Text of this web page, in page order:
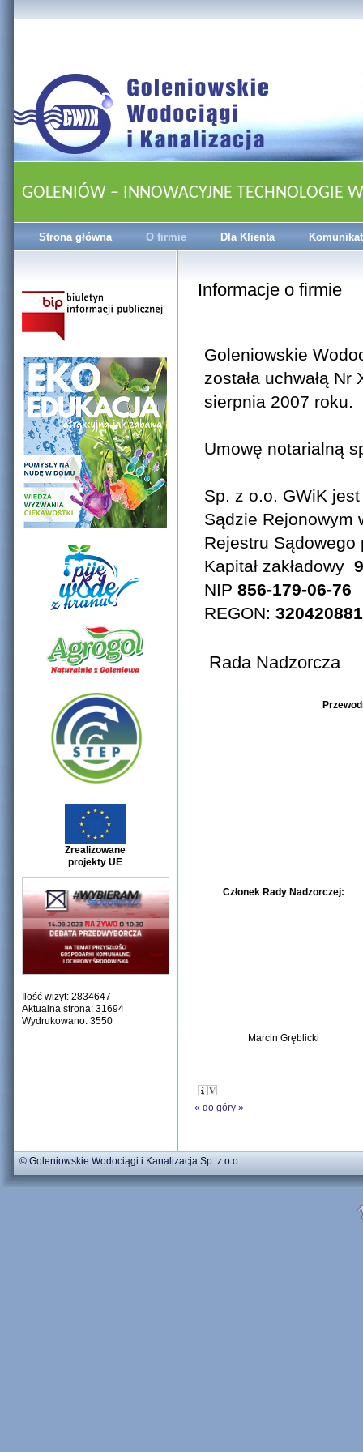
GOLENIÓW – INNOWACYJNE TECHNOLOGIE
Strona główna O firmie Dla Klienta
Zrealizowane
projekty UE
Ilość wizyt: 2834647
Aktualna strona: 31694
Wydrukowano: 3550
Informacje o firmie
Goleniowskie
została uchwałą
sierpnia 2007 roku.
Umowę notarialną
Sp. z o.o. GWiK
Sądzie Rejonowym
Rejestru
Kapitał zakładowy
NIP 856-179-06-76
REGON: 320420881
Rada Nadzorcza
Członek Rady Nadzorczej:
Marcin Gręblicki
« do góry »
© Goleniowskie Wodociągi i Kanalizacja Sp. z o.o.